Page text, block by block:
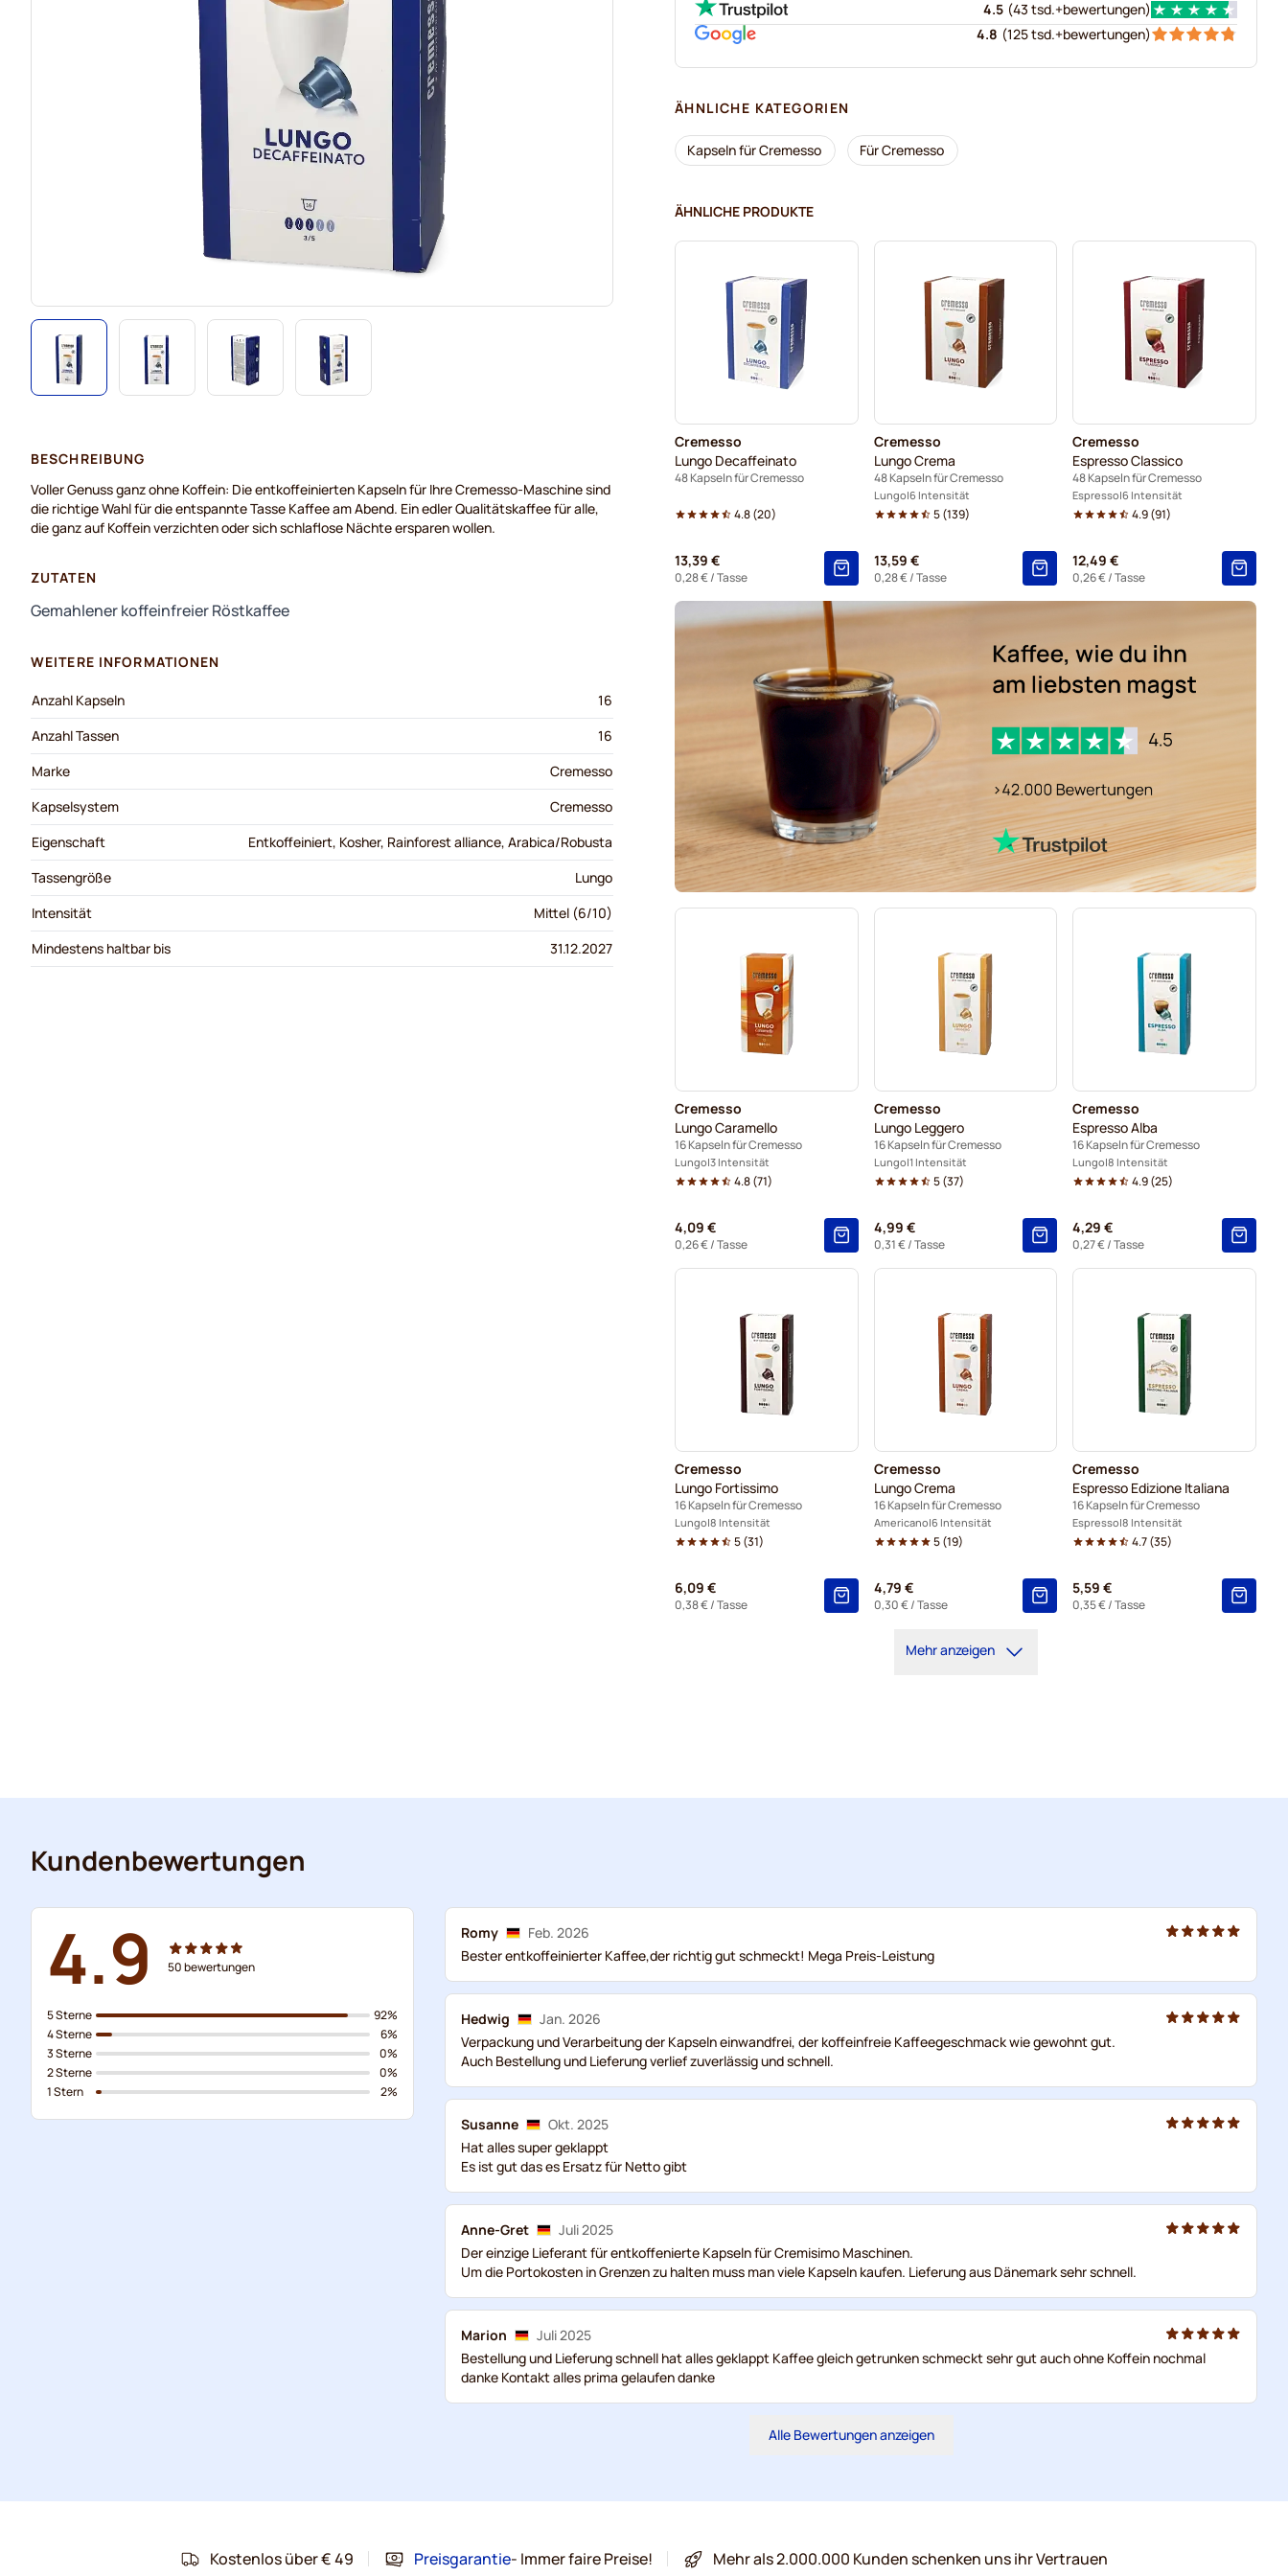
4.5 (43 tsd.+bewertungen)
4.8 (125 tsd.+bewertungen)
ÄHNLICHE KATEGORIEN
Kapseln für Cremesso Für Cremesso
ÄHNLICHE PRODUKTE
Cremesso
Lungo Decaffeinato
48 Kapseln für Cremesso
4.8(20)
13,39 €
0,28 €/ Tasse
Cremesso
Lungo Crema
48 Kapseln für Cremesso
Lungo 6 Intensität
5(139)
13,59 €
0,28 €/ Tasse
Cremesso
Espresso Classico
48 Kapseln für Cremesso
Espresso 6 Intensität
4.9(91)
12,49 €
0,26 €/ Tasse
Cremesso
Lungo Caramello
16 Kapseln für Cremesso
Lungo 3 Intensität
4.8(71)
4,09 €
0,26 €/ Tasse
Cremesso
Lungo Leggero
16 Kapseln für Cremesso
Lungo 1 Intensität
5(37)
4,99 €
0,31 €/ Tasse
Cremesso
Espresso Alba
16 Kapseln für Cremesso
Lungo 8 Intensität
4.9(25)
4,29 €
0,27 €/ Tasse
Cremesso
Lungo Fortissimo
16 Kapseln für Cremesso
Lungo 8 Intensität
5(31)
6,09 €
0,38 €/ Tasse
Cremesso
Lungo Crema
16 Kapseln für Cremesso
Americano 6 Intensität
5(19)
4,79 €
0,30 €/ Tasse
Cremesso
Espresso Edizione Italiana
16 Kapseln für Cremesso
Espresso 8 Intensität
4.7(35)
5,59 €
0,35 €/ Tasse
Mehr anzeigen
BESCHREIBUNG
Voller Genuss ganz ohne Koffein: Die entkoffeinierten Kapseln für Ihre Cremesso-Maschine sind
die richtige Wahl für die entspannte Tasse Kaffee am Abend. Ein edler Qualitätskaffee für alle,
die ganz auf Koffein verzichten oder sich schlaflose Nächte ersparen wollen.
ZUTATEN
Gemahlener koffeinfreier Röstkaffee
WEITERE INFORMATIONEN
Anzahl Kapseln
16
Anzahl Tassen
16
Marke
Cremesso
Kapselsystem
Cremesso
Eigenschaft
Entkoffeiniert, Kosher, Rainforest alliance, Arabica/Robusta
Tassengröße
Lungo
Intensität
Mittel (6/10)
Mindestens haltbar bis
31.12.2027
Kundenbewertungen
4.9 50bewertungen
5 Sterne
4 Sterne
3 Sterne
2 Sterne
1 Stern
92%
6%
0%
0%
2%
Romy
Feb. 2026
Bester entkoffeinierter Kaffee,der richtig gut schmeckt! Mega Preis-Leistung
Hedwig
Jan. 2026
Verpackung und Verarbeitung der Kapseln einwandfrei, der koffeinfreie Kaffeegeschmack wie gewohnt gut.
Auch Bestellung und Lieferung verlief zuverlässig und schnell.
Susanne
Okt. 2025
Hat alles super geklappt
Es ist gut das es Ersatz für Netto gibt
Anne-Gret
Juli 2025
Der einzige Lieferant für entkoffenierte Kapseln für Cremisimo Maschinen.
Um die Portokosten in Grenzen zu halten muss man viele Kapseln kaufen. Lieferung aus Dänemark sehr schnell.
Marion
Juli 2025
Bestellung und Lieferung schnell hat alles geklappt Kaffee gleich getrunken schmeckt sehr gut auch ohne Koffein nochmal
danke Kontakt alles prima gelaufen danke
Alle Bewertungen anzeigen
Kostenlos über € 49 Preisgarantie- Immer faire Preise! Mehr als 2.000.000 Kunden schenken uns ihr Vertrauen